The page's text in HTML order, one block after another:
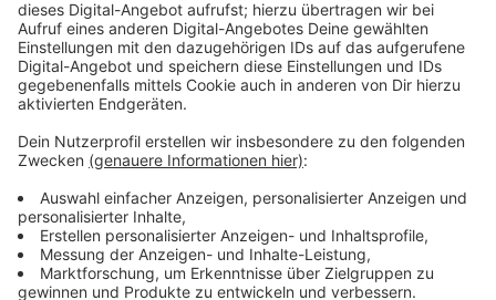
wieder mehr Menschen mit akuten Erkrankungen und
Verletzungen in die Krankenhäuser - schätzt die
leitende Ärztin der Notaufnahme, Friederike
Haermeyer. Nehmen die Patientenzahlen weiter zu,
braucht die Notaufnahme aber fachliche
Unterstützung.) Weitere Infos lesen SieHIER.
Anzeige